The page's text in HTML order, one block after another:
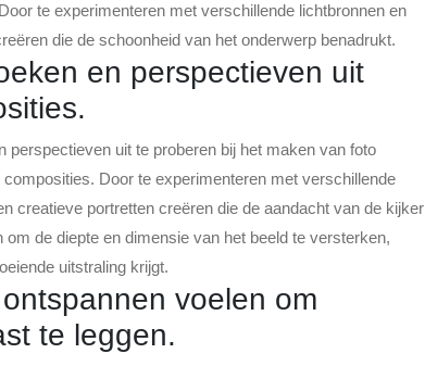
te experimenteren met verschillende lichtbronnen en
die de schoonheid van het onderwerp benadrukt.
en perspectieven uit
uit te proberen bij het maken van foto
Door te experimenteren met verschillende
creatieve portretten creëren die de aandacht van de kijker
de diepte en dimensie van het beeld te versterken,
uitstraling krijgt.
voelen om
te leggen.